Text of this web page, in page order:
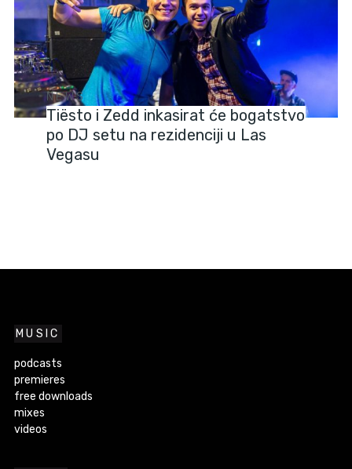
NEWS
Tiësto i Zedd inkasirat će bogatstvo
po DJ setu na rezidenciji u Las
Vegasu
MUSIC
podcasts
premieres
free downloads
mixes
videos